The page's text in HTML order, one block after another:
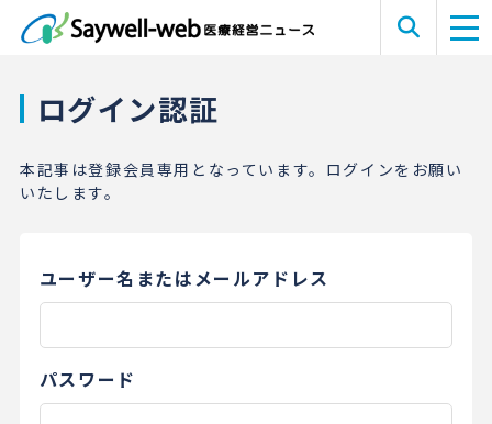
ログイン認証
本記事は登録会員専用となっています。ログインをお願い
いたします。
ユーザー名またはメールアドレス
パスワード